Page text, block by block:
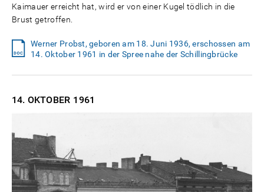
Kaimauer erreicht hat, wird er von einer Kugel tödlich in die
Brust getroffen.
Werner Probst, geboren am 18. Juni 1936, erschossen am
14. Oktober 1961 in der Spree nahe der Schillingbrücke
14. OKTOBER 1961